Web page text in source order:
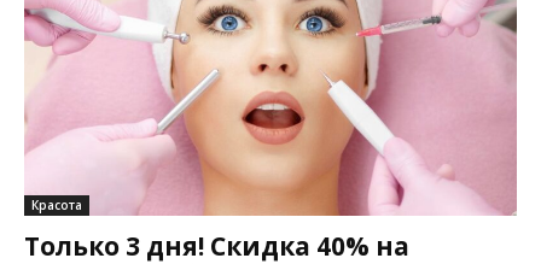
Красота
Только 3 дня! Скидка 40% на